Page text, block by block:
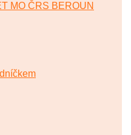
MO ČRS BEROUN